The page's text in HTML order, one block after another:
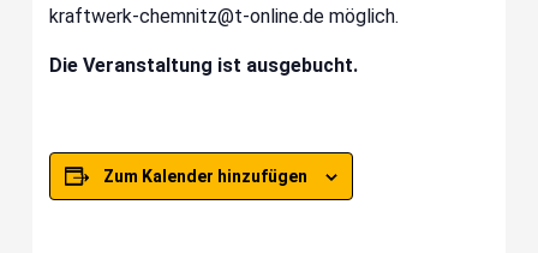
kraftwerk-chemnitz@t-online.de möglich.
Die Veranstaltung ist ausgebucht.
Zum Kalender hinzufügen